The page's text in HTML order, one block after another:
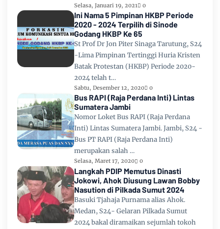
Selasa, Januari 19, 2021 0
Ini Nama 5 Pimpinan HKBP Periode
2020 - 2024 Terpilih di Sinode
Godang HKBP Ke 65
St Prof Dr Jon Piter Sinaga Tarutung, S24
-Lima Pimpinan Tertinggi Huria Kristen
Batak Protestan (HKBP) Periode 2020-
2024 telah t…
Sabtu, Desember 12, 2020 0
Bus RAPI (Raja Perdana Inti) Lintas
Sumatera Jambi
Nomor Loket Bus RAPI (Raja Perdana
Inti) Lintas Sumatera Jambi. Jambi, S24 -
Bus PT RAPI (Raja Perdana Inti)
merupakan salah …
Selasa, Maret 17, 2020 0
Langkah PDIP Memutus Dinasti
Jokowi, Ahok Diusung Lawan Bobby
Nasution di Pilkada Sumut 2024
Basuki Tjahaja Purnama alias Ahok.
Medan, S24- Gelaran Pilkada Sumut
2024 bakal diramaikan sejumlah tokoh